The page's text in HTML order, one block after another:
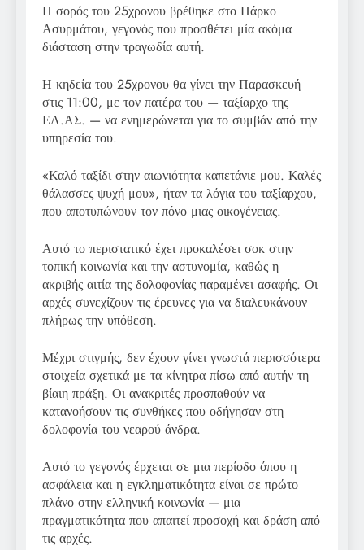
Η σορός του 25χρονου βρέθηκε στο Πάρκο
Ασυρμάτου, γεγονός που προσθέτει μία ακόμα
διάσταση στην τραγωδία αυτή.
Η κηδεία του 25χρονου θα γίνει την Παρασκευή
στις 11:00, με τον πατέρα του — ταξίαρχο της
ΕΛ.ΑΣ. — να ενημερώνεται για το συμβάν από την
υπηρεσία του.
«Καλό ταξίδι στην αιωνιότητα καπετάνιε μου. Καλές
θάλασσες ψυχή μου», ήταν τα λόγια του ταξίαρχου,
που αποτυπώνουν τον πόνο μιας οικογένειας.
Αυτό το περιστατικό έχει προκαλέσει σοκ στην
τοπική κοινωνία και την αστυνομία, καθώς η
ακριβής αιτία της δολοφονίας παραμένει ασαφής. Οι
αρχές συνεχίζουν τις έρευνες για να διαλευκάνουν
πλήρως την υπόθεση.
Μέχρι στιγμής, δεν έχουν γίνει γνωστά περισσότερα
στοιχεία σχετικά με τα κίνητρα πίσω από αυτήν τη
βίαιη πράξη. Οι ανακριτές προσπαθούν να
κατανοήσουν τις συνθήκες που οδήγησαν στη
δολοφονία του νεαρού άνδρα.
Αυτό το γεγονός έρχεται σε μια περίοδο όπου η
ασφάλεια και η εγκληματικότητα είναι σε πρώτο
πλάνο στην ελληνική κοινωνία — μια
πραγματικότητα που απαιτεί προσοχή και δράση από
τις αρχές.